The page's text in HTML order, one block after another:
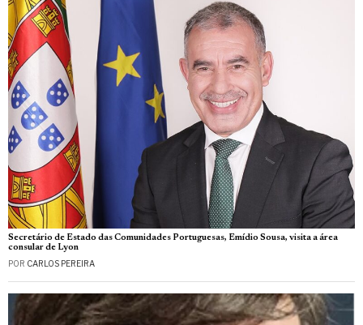
Secretário de Estado das Comunidades Portuguesas, Emídio Sousa, visita a área
consular de Lyon
POR CARLOS PEREIRA